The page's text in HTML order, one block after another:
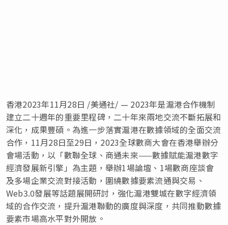
香港2023年11月28日 /美通社/ — 2023年是滬港合作機制
建立二十週年的重要里程碑，二十年來兩地交流不斷拓展和
深化，成果豐碩。為進一步落實滬港在數據領域的全面交流
合作，11月28日至29日，2023全球數商大會在香港舉辦分
會場活動，以「數聯全球、商通未來——數據賦能滬港數字
經濟發展新引擎」為主題，舉辦1場論壇、1場數商座談會
及多場企業交流對接活動，圍繞數據要素流通與交易、
Web3.0發展等話題展開研討，強化滬港雙城在數字經濟領
域的合作交流，提升滬港聯動的廣度與深度，共同推動數據
要素市場高水平對外開放。